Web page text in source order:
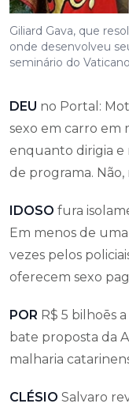
Giliard Gava, que
onde desenvolveu
seminário do
DEU no Portal:
sexo em carro em
enquanto dirigia e
de programa. Não,
IDOSO fura
Em menos de
vezes pelos
oferecem sexo
POR R$ 5 bilhoēs
bate proposta da
malharia
CLÉSIO Salvaro